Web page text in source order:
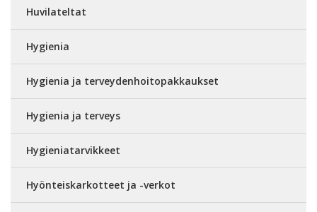
Huvilateltat
Hygienia
Hygienia ja terveydenhoitopakkaukset
Hygienia ja terveys
Hygieniatarvikkeet
Hyönteiskarkotteet ja -verkot